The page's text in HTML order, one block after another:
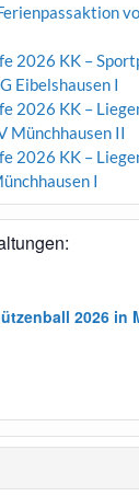
2026 KK –
Eibelshausen I
2026 KK –
Münchhausen II
2026 KK –
I
2026 in